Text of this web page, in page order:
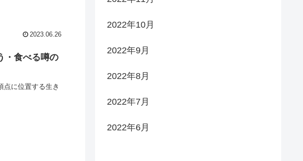
2023.06.26
・食べる噂の
点に位置する生き
2022年10月
2022年9月
2022年8月
2022年7月
2022年6月